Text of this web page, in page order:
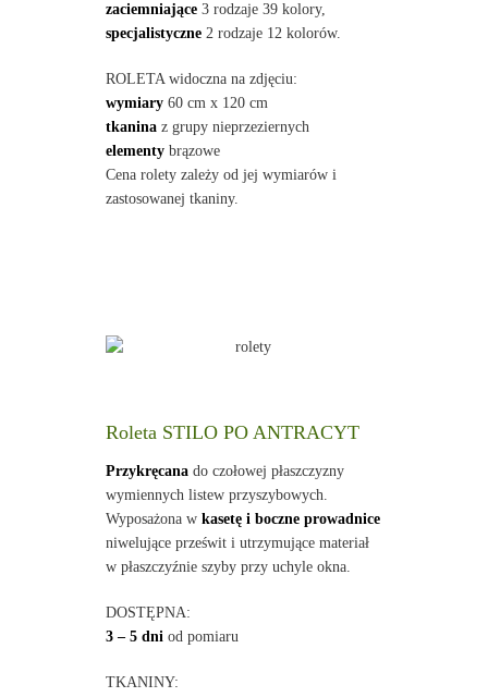
zaciemniające3 rodzaje 39 kolory,
specjalistyczne2 rodzaje 12 kolorów.
ROLETA widoczna na zdjęciu:
wymiary60 cm x 120 cm
tkaninaz grupy nieprzeziernych
elementybrązowe
Cena rolety zależy od jej wymiarów i
zastosowanej tkaniny.
Roleta STILO PO ANTRACYT
Przykręcanado czołowej płaszczyzny
wymiennych listew przyszybowych.
Wyposażona w kasetę i boczne prowadnice
niwelujące prześwit i utrzymujące materiał
w płaszczyźnie szyby przy uchyle okna.
DOSTĘPNA:
3 – 5 dniod pomiaru
TKANINY: